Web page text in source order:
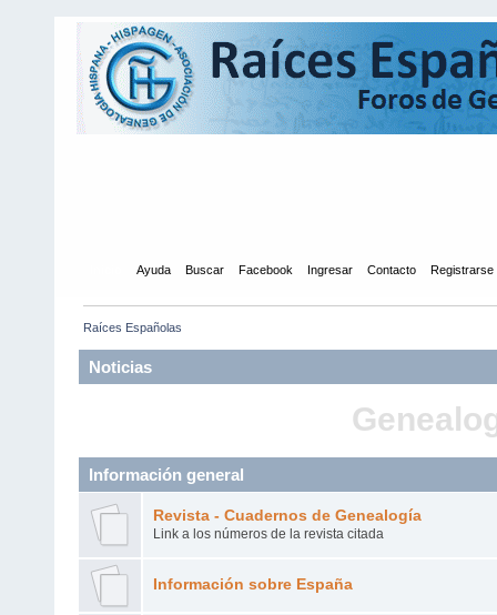
Ayuda Buscar Facebook Ingresar Contacto Registrarse
Raíces Españolas
Noticias
Información general
Revista - Cuadernos de Genealogía
Link a los números de la revista citada
Información sobre España